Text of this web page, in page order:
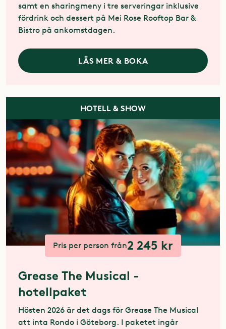
samt en sharingmeny i tre serveringar inklusive
fördrink och dessert på Mei Rose Rooftop Bar &
Bistro på ankomstdagen.
LÄS MER & BOKA
HOTELL & SHOW
Pris per person från2 245 kr
Grease The Musical -
hotellpaket
Hösten 2026 är det dags för Grease The Musical
att inta Rondo i Göteborg. I paketet ingår